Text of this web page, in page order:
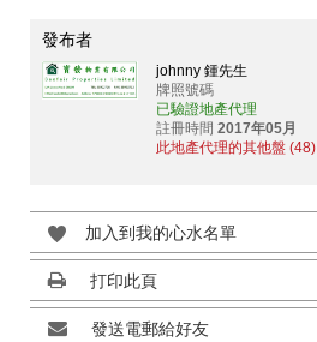
發布者
johnny 鍾先生
牌照號碼
已驗證地產代理
註冊時間 2017年05月
此地產代理的其他盤 (48)
加入到我的心水名單
打印此頁
發送電郵給好友